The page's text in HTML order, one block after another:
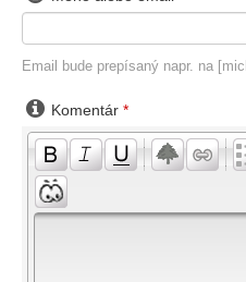
Email bude prepísaný napr. na
 Komentár *
-
-
-
-
-
-